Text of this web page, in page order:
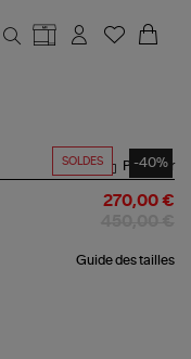
SOLDES -40%
Partager
270,00 €
Guide des tailles